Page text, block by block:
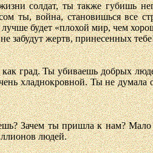
солдат, ты также губишь
ты, война, становишься все
будет «плохой мир, чем
забудут жертв, принесенных
град. Ты убиваешь добрых
хладнокровной. Ты не думала
Зачем ты пришла к нам?
людей.